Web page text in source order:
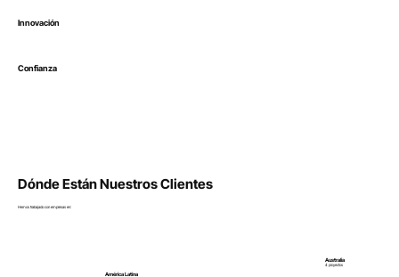
Innovación
Confianza
Dónde Están Nuestros Clientes
Hemos trabajado con empresas en:
América Latina
Australia
4 proyectos